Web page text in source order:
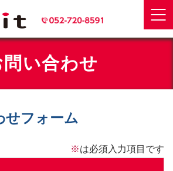
問い合わせ
せフォーム
※は必須入力項目です